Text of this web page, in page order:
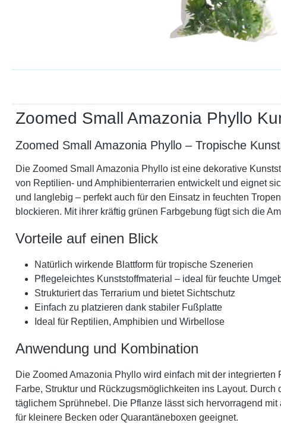
Zoomed Small Amazonia Phyllo
Zoomed Small Amazonia Phyllo – Tropische
Die Zoomed Small Amazonia Phyllo ist eine dekorative
von Reptilien- und Amphibienterrarien entwickelt und eignet
und langlebig – perfekt auch für den Einsatz in feuchten
blockieren. Mit ihrer kräftig grünen Farbgebung fügt sich die
Vorteile auf einen Blick
Natürlich wirkende Blattform für tropische Szenerien
Pflegeleichtes Kunststoffmaterial – ideal für feuchte
Strukturiert das Terrarium und bietet Sichtschutz
Einfach zu platzieren dank stabiler Fußplatte
Ideal für Reptilien, Amphibien und Wirbellose
Anwendung und Kombination
Die Zoomed Amazonia Phyllo wird einfach mit der
Farbe, Struktur und Rückzugsmöglichkeiten ins Layout.
täglichem Sprühnebel. Die Pflanze lässt sich hervorragend
für kleinere Becken oder Quarantäneboxen geeignet.